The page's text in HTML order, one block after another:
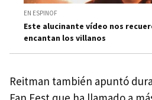
EN ESPINOF
Este alucinante vídeo nos
encantan los villanos
Reitman también apuntó